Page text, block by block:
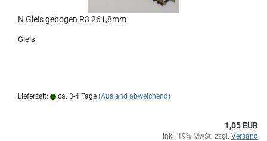
N Gleis gebogen R3 261,8mm
Gleis
Lieferzeit: ca. 3-4 Tage (Ausland abweichend)
1,05 EUR
inkl. 19% MwSt. zzgl. Versand